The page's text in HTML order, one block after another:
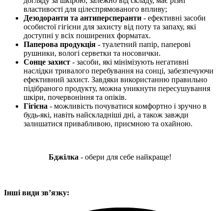
властивості для цілеспрямованого впливу;
Дезодоранти та антиперсперанти - ефективні засоби
особистої гігієни для захисту від поту та запаху, які
доступні у всіх поширених форматах.
Паперова продукція - туалетний папір, паперові
рушники, вологі серветки та носовички.
Сонце захист - засоби, які мінімізують негативні
наслідки тривалого перебування на сонці, забезпечуючи
ефективний захист. Завдяки використанню правильно
підібраного продукту, можна уникнути пересушування
шкіри, почервоніння та опіків.
Гігієна - можливість почуватися комфортно і зручно в
будь-які, навіть найскладніші дні, а також завжди
залишатися привабливою, приємною та охайною.
Бджілка - обери для себе найкраще!
Інші види звʼязку: